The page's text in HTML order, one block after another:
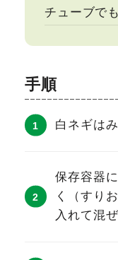
チューブで
手順
白ネギは
保存容器
く（すり
入れて混ぜ